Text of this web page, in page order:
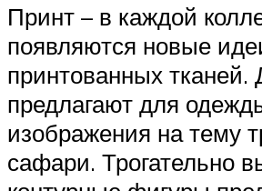
Принт – в каждой
появляются новые
принтованных тканей.
предлагают для
изображения на тему
сафари. Трогательно